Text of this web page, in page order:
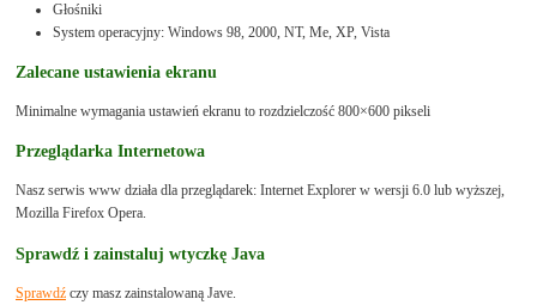
Głośniki
System operacyjny: Windows 98, 2000, NT, Me, XP, Vista
Zalecane ustawienia ekranu
Minimalne wymagania ustawień ekranu to rozdzielczość 800×600 pikseli
Przeglądarka Internetowa
Nasz serwis www działa dla przeglądarek: Internet Explorer w wersji 6.0 lub wyższej,
Mozilla Firefox Opera.
Sprawdź i zainstaluj wtyczkę Java
Sprawdź czy masz zainstalowaną Jave.